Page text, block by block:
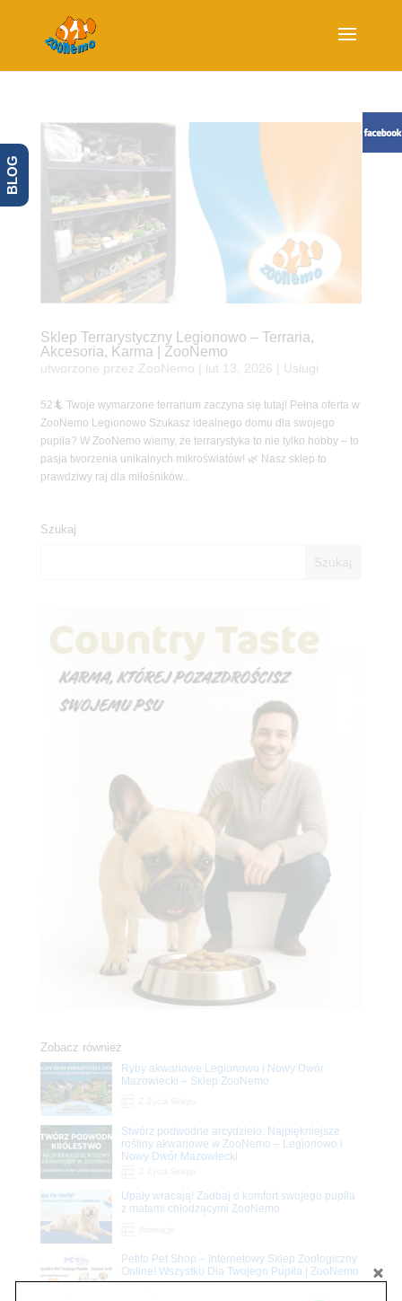
Sklep Terrarystyczny Legionowo – Terraria,
Akcesoria, Karma | ZooNemo
utworzone przez ZooNemo lut 13, 2026 Usługi
52🦎 Twoje wymarzone terrarium zaczyna się tutaj! Pełna oferta w
ZooNemo Legionowo Szukasz idealnego domu dla swojego
pupila? W ZooNemo wiemy, że terrarystyka to nie tylko hobby – to
pasja tworzenia unikalnych mikroświatów! 🌿 Nasz sklep to
prawdziwy raj dla miłośników...
Szukaj
Zobacz również
Ryby akwariowe Legionowo i Nowy Dwór
Mazowiecki – Sklep ZooNemo
Stwórz podwodne arcydzieło: Najpiękniejsze
rośliny akwariowe w ZooNemo – Legionowo i
Nowy Dwór Mazowiecki
Upały wracają! Zadbaj o komfort swojego pupila
z matami chłodzącymi ZooNemo
Petito Pet Shop – Internetowy Sklep Zoologiczny
Online! Wszystko Dla Twojego Pupila | ZooNemo
BLOG